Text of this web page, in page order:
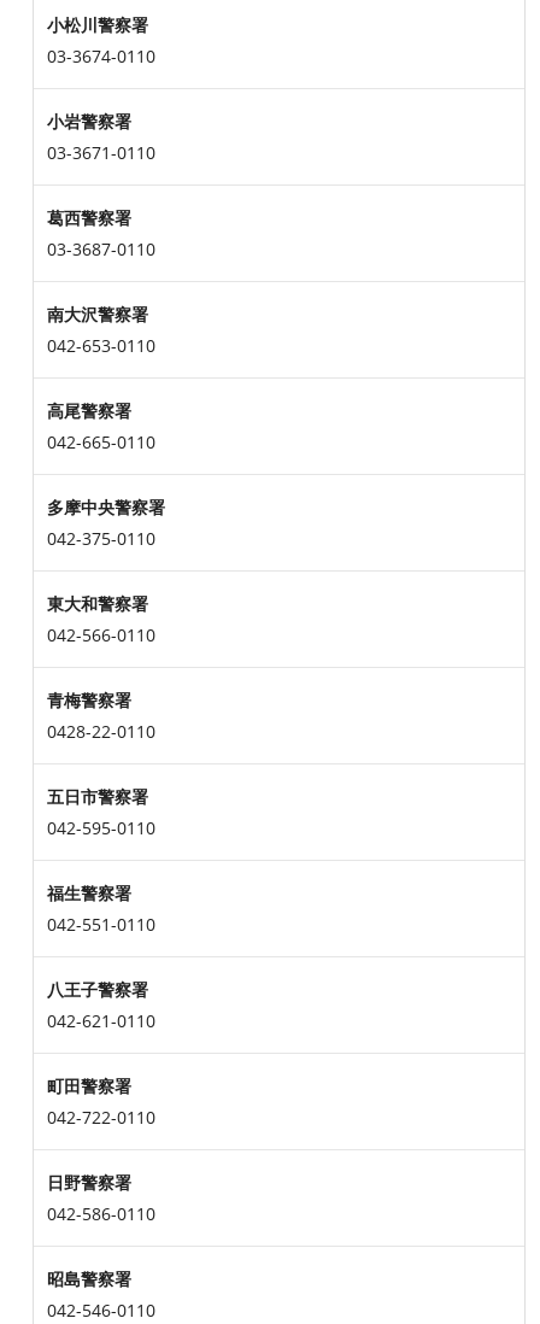
小松川警察署
03-3674-0110
小岩警察署
03-3671-0110
葛西警察署
03-3687-0110
南大沢警察署
042-653-0110
高尾警察署
042-665-0110
多摩中央警察署
042-375-0110
東大和警察署
042-566-0110
青梅警察署
0428-22-0110
五日市警察署
042-595-0110
福生警察署
042-551-0110
八王子警察署
042-621-0110
町田警察署
042-722-0110
日野警察署
042-586-0110
昭島警察署
042-546-0110